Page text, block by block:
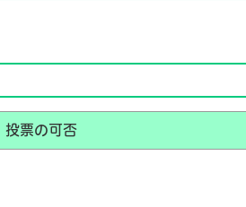
投票の可否